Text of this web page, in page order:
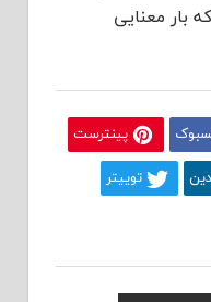
بار معنایی
پینترست
توییتر